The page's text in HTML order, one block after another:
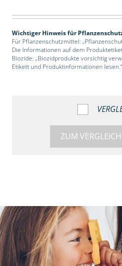
Wichtiger Hinweis für
Für Pflanzenschutzmittel:
Die Informationen auf dem
Biozide: „Biozidprodukte vorsichtig
Etikett und Produktinformationen lesen.“
ZUM VERGLEICH